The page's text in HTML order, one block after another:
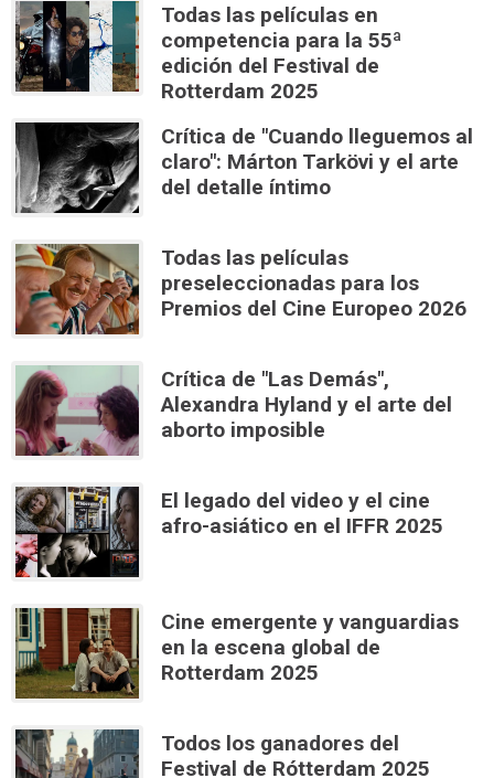
Todas las películas en
competencia para la 55ª
edición del Festival de
Rotterdam 2025
Crítica de "Cuando lleguemos al
claro": Márton Tarkövi y el arte
del detalle íntimo
Todas las películas
preseleccionadas para los
Premios del Cine Europeo 2026
Crítica de "Las Demás",
Alexandra Hyland y el arte del
aborto imposible
El legado del video y el cine
afro-asiático en el IFFR 2025
Cine emergente y vanguardias
en la escena global de
Rotterdam 2025
Todos los ganadores del
Festival de Rótterdam 2025